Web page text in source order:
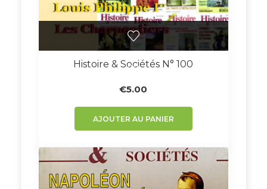
Histoire & Sociétés N° 100
€5.00
AJOUTER AU PANIER